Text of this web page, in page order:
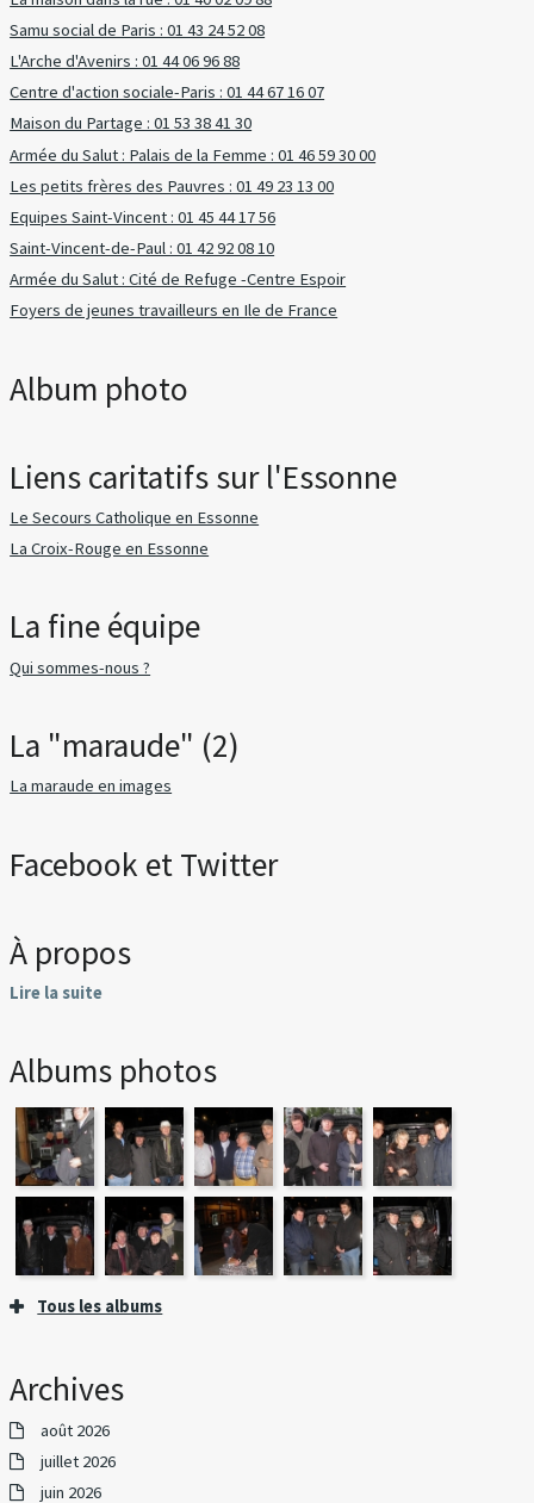
Samu social de Paris : 01 43 24 52 08
L'Arche d'Avenirs : 01 44 06 96 88
Centre d'action sociale-Paris : 01 44 67 16 07
Maison du Partage : 01 53 38 41 30
Armée du Salut : Palais de la Femme : 01 46 59 30 00
Les petits frères des Pauvres : 01 49 23 13 00
Equipes Saint-Vincent : 01 45 44 17 56
Saint-Vincent-de-Paul : 01 42 92 08 10
Armée du Salut : Cité de Refuge -Centre Espoir
Foyers de jeunes travailleurs en Ile de France
Album photo
Liens caritatifs sur l'Essonne
Le Secours Catholique en Essonne
La Croix-Rouge en Essonne
La fine équipe
Qui sommes-nous ?
La "maraude" (2)
La maraude en images
Facebook et Twitter
À propos
Lire la suite
Albums photos
Tous les albums
Archives
août 2026
juillet 2026
juin 2026